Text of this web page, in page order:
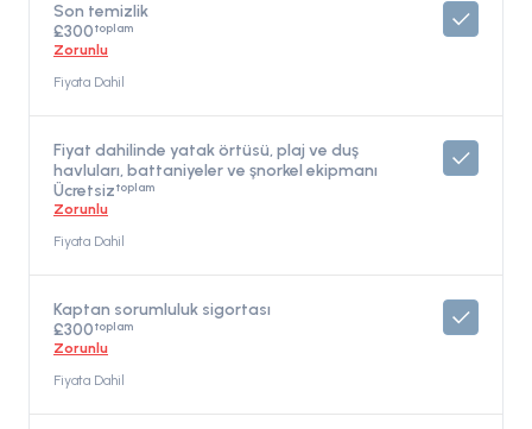
Son temizlik
£300toplam
Zorunlu
Fiyata Dahil
Fiyat dahilinde yatak örtüsü, plaj ve duş
havluları, battaniyeler ve şnorkel ekipmanı
Ücretsiztoplam
Zorunlu
Fiyata Dahil
Kaptan sorumluluk sigortası
£300toplam
Zorunlu
Fiyata Dahil